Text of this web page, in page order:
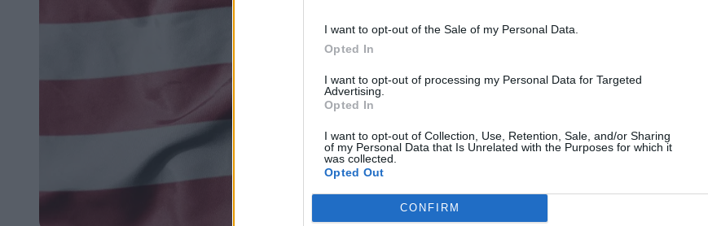
I want to opt-out of the Sale of my Personal Data.
Opted In
I want to opt-out of processing my Personal Data for Targeted
Advertising.
Opted In
I want to opt-out of Collection, Use, Retention, Sale, and/or Sharing
of my Personal Data that Is Unrelated with the Purposes for which it
was collected.
Opted Out
CONFIRM